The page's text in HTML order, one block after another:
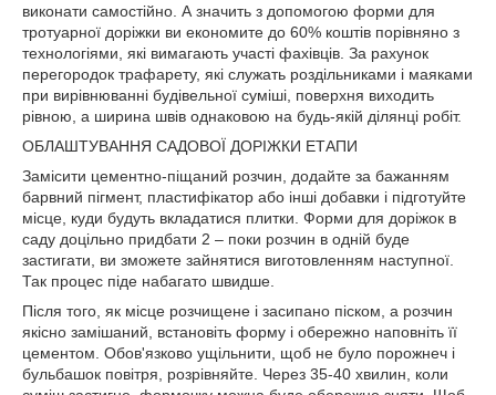
виконати самостійно. А значить з допомогою форми для
тротуарної доріжки ви економите до 60% коштів порівняно з
технологіями, які вимагають участі фахівців. За рахунок
перегородок трафарету, які служать роздільниками і маяками
при вирівнюванні будівельної суміші, поверхня виходить
рівною, а ширина швів однаковою на будь-якій ділянці робіт.
ОБЛАШТУВАННЯ САДОВОЇ ДОРІЖКИ ЕТАПИ
Замісити цементно-піщаний розчин, додайте за бажанням
барвний пігмент, пластифікатор або інші добавки і підготуйте
місце, куди будуть вкладатися плитки. Форми для доріжок в
саду доцільно придбати 2 – поки розчин в одній буде
застигати, ви зможете зайнятися виготовленням наступної.
Так процес піде набагато швидше.
Після того, як місце розчищене і засипано піском, а розчин
якісно замішаний, встановіть форму і обережно наповніть її
цементом. Обов'язково ущільнити, щоб не було порожнеч і
бульбашок повітря, розрівняйте. Через 35-40 хвилин, коли